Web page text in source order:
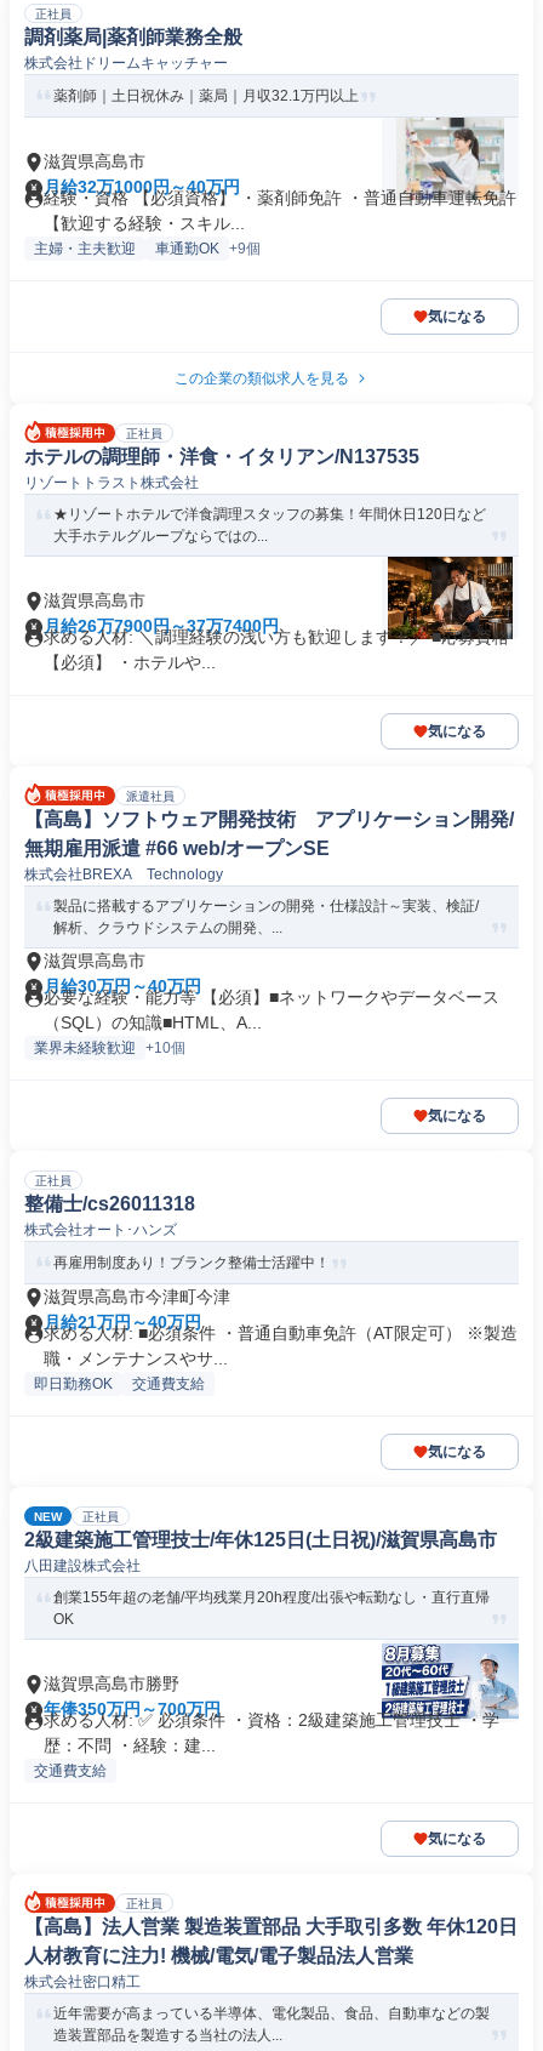
正社員
調剤薬局|薬剤師業務全般
株式会社ドリームキャッチャー
薬剤師｜土日祝休み｜薬局｜月収32.1万円以上
滋賀県高島市
月給32万1000円～40万円
経験・資格 【必須資格】 ・薬剤師免許 ・普通自動車運転免許
【歓迎する経験・スキル...
主婦・主夫歓迎 車通勤OK +9個
気になる
この企業の類似求人を見る
正社員
ホテルの調理師・洋食・イタリアン/N137535
リゾートトラスト株式会社
★リゾートホテルで洋食調理スタッフの募集！年間休日120日など
大手ホテルグループならではの...
滋賀県高島市
月給26万7900円～37万7400円
求める人材: ＼調理経験の浅い方も歓迎します！／ ■応募資格
【必須】 ・ホテルや...
気になる
派遣社員
【高島】ソフトウェア開発技術 アプリケーション開発/
無期雇用派遣 #66 web/オープンSE
株式会社BREXA Technology
製品に搭載するアプリケーションの開発・仕様設計～実装、検証/
解析、クラウドシステムの開発、...
滋賀県高島市
月給30万円～40万円
必要な経験・能力等 【必須】■ネットワークやデータベース
（SQL）の知識■HTML、A...
業界未経験歓迎 +10個
気になる
正社員
整備士/cs26011318
株式会社オート･ハンズ
再雇用制度あり！ブランク整備士活躍中！
滋賀県高島市今津町今津
月給21万円～40万円
求める人材: ■必須条件 ・普通自動車免許（AT限定可） ※製造
職・メンテナンスやサ...
即日勤務OK 交通費支給
気になる
NEW 正社員
2級建築施工管理技士/年休125日(土日祝)/滋賀県高島市
八田建設株式会社
創業155年超の老舗/平均残業月20h程度/出張や転勤なし・直行直帰
OK
滋賀県高島市勝野
年俸350万円～700万円
求める人材: ✅ 必須条件 ・資格：2級建築施工管理技士 ・学
歴：不問 ・経験：建...
交通費支給
気になる
正社員
【高島】法人営業 製造装置部品 大手取引多数 年休120日
人材教育に注力! 機械/電気/電子製品法人営業
株式会社密口精工
近年需要が高まっている半導体、電化製品、食品、自動車などの製
造装置部品を製造する当社の法人...